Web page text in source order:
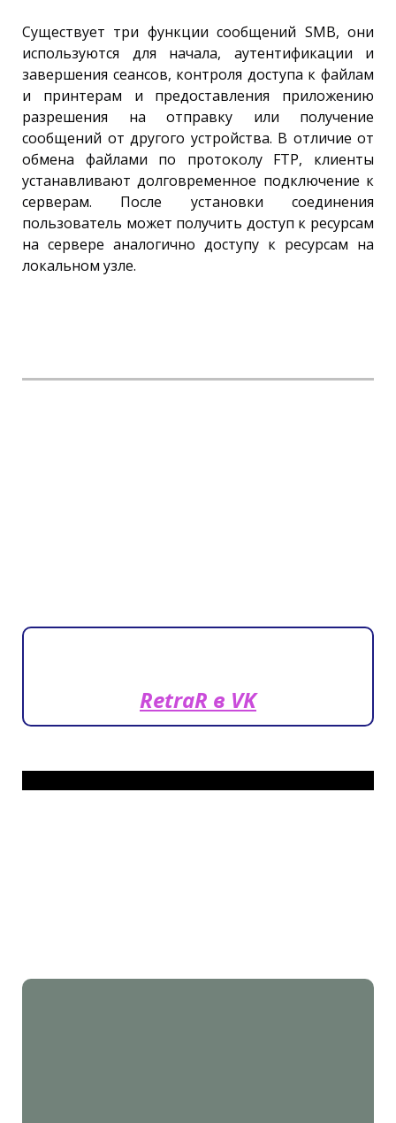
Существует три функции сообщений SMB, они
используются для начала, аутентификации и
завершения сеансов, контроля доступа к файлам
и принтерам и предоставления приложению
разрешения на отправку или получение
сообщений от другого устройства. В отличие от
обмена файлами по протоколу FTP, клиенты
устанавливают долговременное подключение к
серверам. После установки соединения
пользователь может получить доступ к ресурсам
на сервере аналогично доступу к ресурсам на
локальном узле.
RetraR в VK